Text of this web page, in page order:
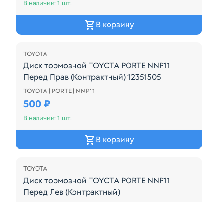
В наличии: 1 шт.
В корзину
TOYOTA
Диск тормозной TOYOTA PORTE NNP11
Перед Прав (Контрактный) 12351505
Диск тормозной TOYOTA PORTE NNP11 Перед
TOYOTA | PORTE | NNP11
500 ₽
В наличии: 1 шт.
В корзину
TOYOTA
Диск тормозной TOYOTA PORTE NNP11
Перед Лев (Контрактный)